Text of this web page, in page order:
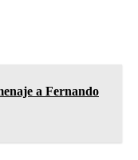
a Fernando